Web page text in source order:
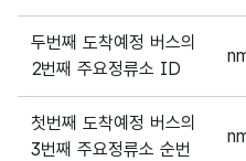
두번째 도착예정 버스의
2번째 주요정류소 ID
첫번째 도착예정 버스의
3번째 주요정류소 순번